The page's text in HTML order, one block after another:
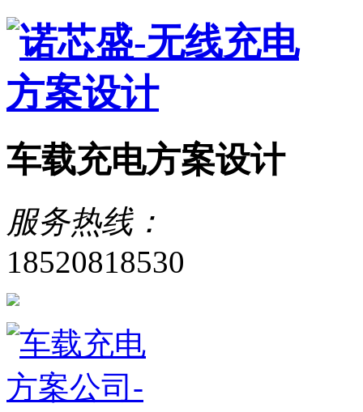
车载充电方案设计
服务热线：
18520818530